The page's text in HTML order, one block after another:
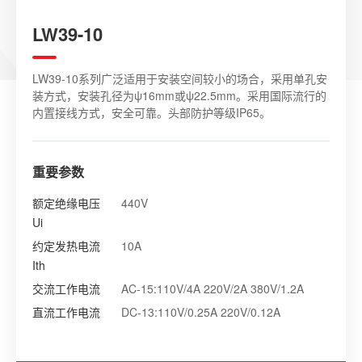
LW39-10
LW39-10系列广泛适用于安装空间较小的场合，采用单孔安
装方式，安装孔径为ψ16mm或ψ22.5mm。采用国际流行的
内置接线方式，安全可靠。头部防护等级IP65。
重要参数
额定绝缘电压
Ui
440V
约定发热电流
Ith
10A
交流工作电流
AC-15:110V/4A 220V/2A 380V/1.2A
直流工作电流
DC-13:110V/0.25A 220V/0.12A